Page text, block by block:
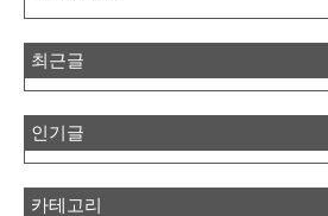
최근글
인기글
카테고리